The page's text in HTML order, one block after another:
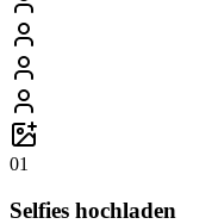
01
Selfies hochladen